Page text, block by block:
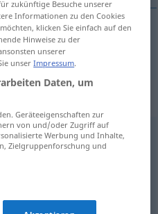
,unanständig,ordinär
zukünftige Besuche unserer
Informationen zu den Cookies
klicken Sie einfach auf den
Hinweise zu der
unserer
unserImpressum.
Daten, um
Geräteeigenschaften zur
von und/oder Zugriff auf
Werbung und Inhalte,
Zielgruppenforschung und